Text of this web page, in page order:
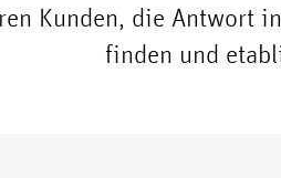
Kunden, die Antwort
finden und